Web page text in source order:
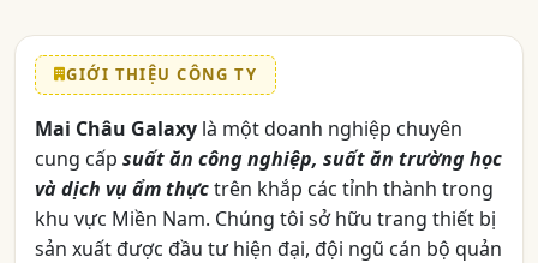
GIỚI THIỆU CÔNG TY
Mai Châu Galaxy là một doanh nghiệp chuyên
cung cấp suất ăn công nghiệp, suất ăn trường học
và dịch vụ ẩm thựctrên khắp các tỉnh thành trong
khu vực Miền Nam. Chúng tôi sở hữu trang thiết bị
sản xuất được đầu tư hiện đại, đội ngũ cán bộ quản